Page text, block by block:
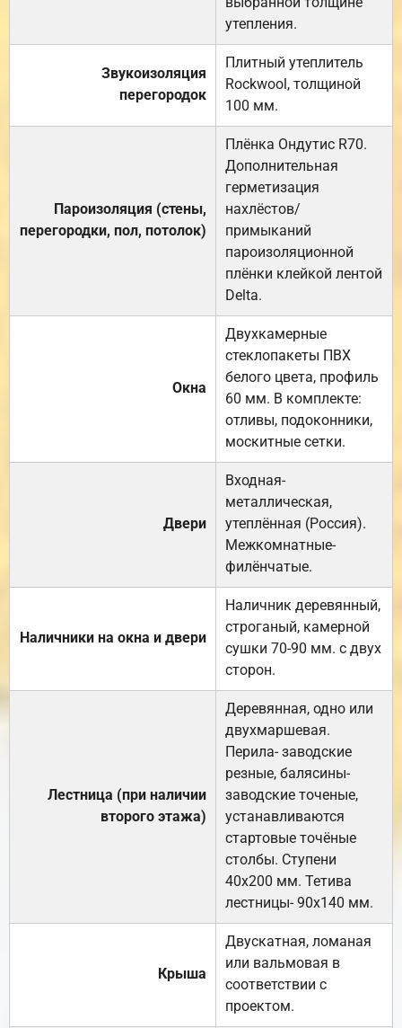
утепления.
Звукоизоляция
перегородок
Плитный утеплитель
Rockwool, толщиной
100 мм.
Пароизоляция (стены,
перегородки, пол, потолок)
Плёнка Ондутис R70.
Дополнительная
герметизация
нахлёстов/
примыканий
пароизоляционной
плёнки клейкой лентой
Delta.
Окна
Двухкамерные
стеклопакеты ПВХ
белого цвета, профиль
60 мм. В комплекте:
отливы, подоконники,
москитные сетки.
Двери
Входная-
металлическая,
утеплённая (Россия).
Межкомнатные-
филёнчатые.
Наличники на окна и двери
Наличник деревянный,
строганый, камерной
сушки 70-90 мм. с двух
сторон.
Лестница (при наличии
второго этажа)
Деревянная, одно или
двухмаршевая.
Перила- заводские
резные, балясины-
заводские точеные,
устанавливаются
стартовые точёные
столбы. Ступени
40х200 мм. Тетива
лестницы- 90х140 мм.
Крыша
Двускатная, ломаная
или вальмовая в
соответствии с
проектом.